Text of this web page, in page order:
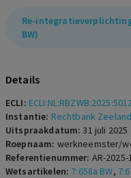
Re-
BW)
Details
ECLI:
Instantie: Rechtbank
Uitspraakdatum:31 juli 2025
Roepnaam: werkneemster/
Referentienummer: AR-2025-
Wetsartikelen: 7:658a BW,